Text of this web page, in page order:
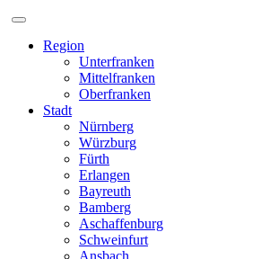
Zum
Region
Unterfranken
Mittelfranken
Oberfranken
Stadt
Nürnberg
Würzburg
Fürth
Erlangen
Bayreuth
Bamberg
Aschaffenburg
Schweinfurt
Ansbach